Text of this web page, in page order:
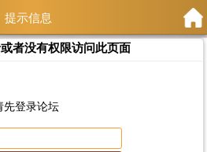
提示信息
者没有权限访问此页面
先登录论坛